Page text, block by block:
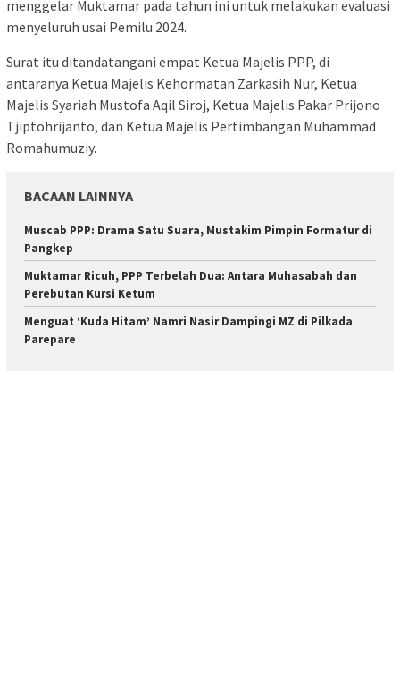
menggelar Muktamar pada tahun ini untuk melakukan evaluasi
menyeluruh usai Pemilu 2024.
Surat itu ditandatangani empat Ketua Majelis PPP, di
antaranya Ketua Majelis Kehormatan Zarkasih Nur, Ketua
Majelis Syariah Mustofa Aqil Siroj, Ketua Majelis Pakar Prijono
Tjiptohrijanto, dan Ketua Majelis Pertimbangan Muhammad
Romahumuziy.
BACAAN LAINNYA
Muscab PPP: Drama Satu Suara, Mustakim Pimpin Formatur di
Pangkep
Muktamar Ricuh, PPP Terbelah Dua: Antara Muhasabah dan
Perebutan Kursi Ketum
Menguat ‘Kuda Hitam’ Namri Nasir Dampingi MZ di Pilkada
Parepare